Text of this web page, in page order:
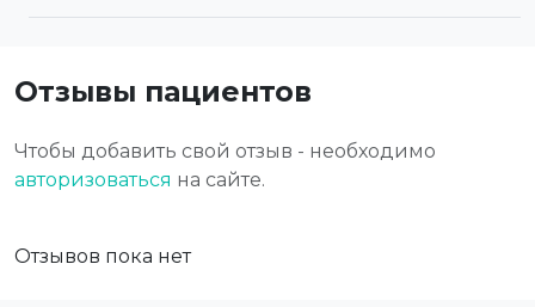
Отзывы пациентов
Чтобы добавить свой отзыв - необходимо
авторизоваться на сайте.
Отзывов пока нет